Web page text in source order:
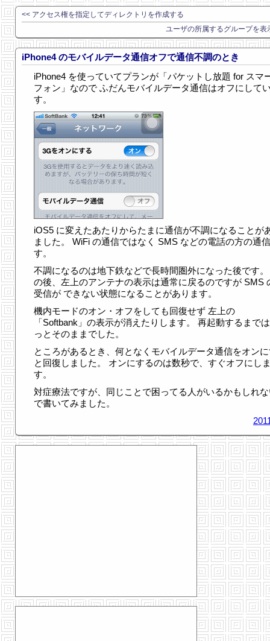
<< アクセス権を指定してディレクトリを作成する
ユーザの所属するグループを表
iPhone4 のモバイルデータ通信オフで通信不調のとき
iPhone4 を使っていてプランが「パケットし放題 for スマ
フォン」なので ふだんモバイルデータ通信はオフにして
す。
iOS5 に変えたあたりからたまに通信が不調になることが
ました。 WiFi の通信ではなく SMS などの電話の方の通
す。
不調になるのは地下鉄などで長時間圏外になった後です
の後、左上のアンテナの表示は通常に戻るのですが SMS
受信が できない状態になることがあります。
機内モードのオン・オフをしても回復せず 左上の
「Softbank」の表示が消えたりします。 再起動するまで
っとそのままでした。
ところがあるとき、何となくモバイルデータ通信をオン
と回復しました。 オンにするのは数秒で、すぐオフにし
す。
対症療法ですが、同じことで困ってる人がいるかもしれ
で書いてみました。